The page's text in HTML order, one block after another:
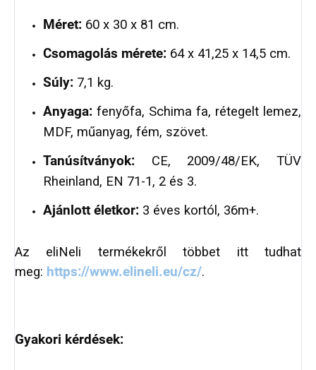
Méret: 60 x 30 x 81 cm.
Csomagolás mérete: 64 x 41,25 x 14,5 cm.
Súly: 7,1 kg.
Anyaga: fenyőfa, Schima fa, rétegelt lemez,
MDF, műanyag, fém, szövet.
Tanúsítványok: CE, 2009/48/EK, TÜV
Rheinland, EN 71-1, 2 és 3.
Ajánlott életkor: 3 éves kortól, 36m+.
Az eliNeli termékekről többet itt tudhat
meg: https://www.elineli.eu/cz/.
Gyakori kérdések: